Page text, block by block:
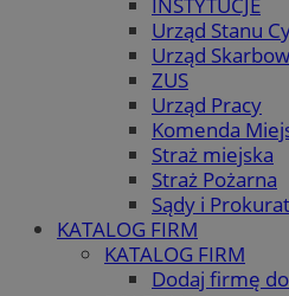
Urząd Stanu
Urząd
ZUS
Urząd Pracy
Komenda
Straż miejska
Straż Pożarna
Sądy i
KATALOG FIRM
KATALOG FIRM
Dodaj firmę